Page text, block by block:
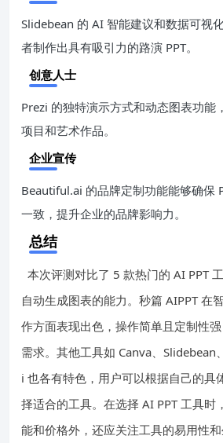
Slidebean 的 AI 智能建议和数据可视
者制作出具有吸引力的路演 PPT。
创意人士
Prezi 的独特演示方式和动态图表功能
项目和艺术作品。
企业宣传
Beautiful.ai 的品牌定制功能能够确保
一致，提升企业的品牌影响力。
总结
本次评测对比了 5 款热门的 AI PPT
自动生成图表的能力。秒篇 AIPPT 在
作方面表现出色，操作简单且定制性
需求。其他工具如 Canva、
i 也各有特色，用户可以根据自己的具
择适合的工具。在选择 AI PPT 工具时
能和价格外，还应关注工具的易用性